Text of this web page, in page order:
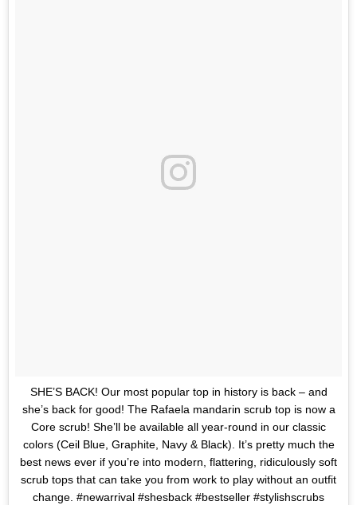
SHE’S BACK! Our most popular top in history is back – and
she’s back for good! The Rafaela mandarin scrub top is now a
Core scrub! She’ll be available all year-round in our classic
colors (Ceil Blue, Graphite, Navy & Black). It’s pretty much the
best news ever if you’re into modern, flattering, ridiculously soft
scrub tops that can take you from work to play without an outfit
change. #newarrival #shesback #bestseller #stylishscrubs